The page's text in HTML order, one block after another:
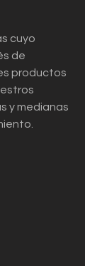
cuyo
de
productos
y medianas